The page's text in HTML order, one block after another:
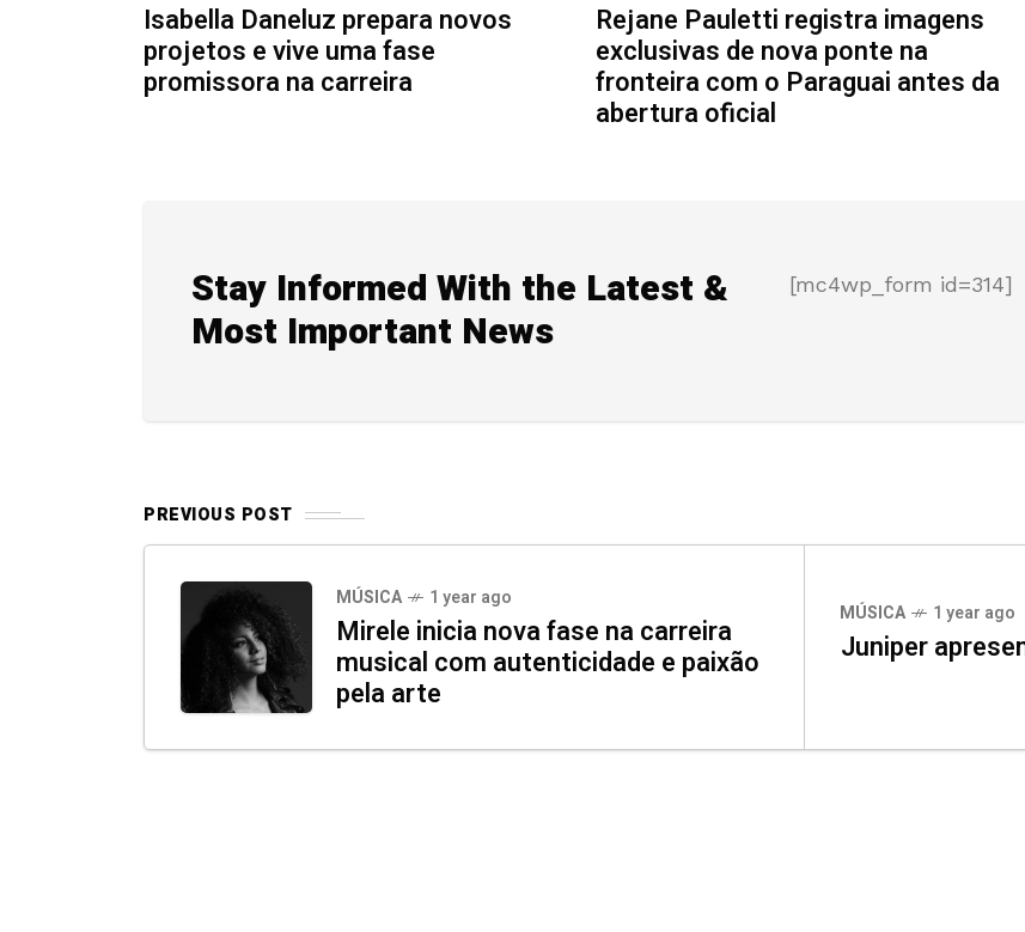
Isabella Daneluz prepara novos
projetos e vive uma fase
promissora na carreira
Rejane Pauletti registra imagens
exclusivas de nova ponte na
fronteira com o Paraguai antes da
abertura oficial
Stay Informed With the Latest &
Most Important News
[mc4wp_form id=314]
PREVIOUS POST
MÚSICA 1 year ago
Mirele inicia nova fase na carreira
musical com autenticidade e paixão
pela arte
MÚSICA 1 year ago
Juniper